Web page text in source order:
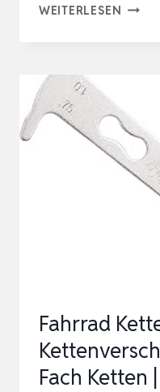
WEITERLESEN BBB
MIT
FÜR
Fahrrad
Fach Ketten